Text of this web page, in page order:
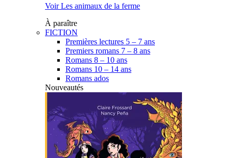
Voir Les animaux de la ferme
À paraître
FICTION
Premières lectures 5 – 7 ans
Premiers romans 7 – 8 ans
Romans 8 – 10 ans
Romans 10 – 14 ans
Romans ados
Nouveautés